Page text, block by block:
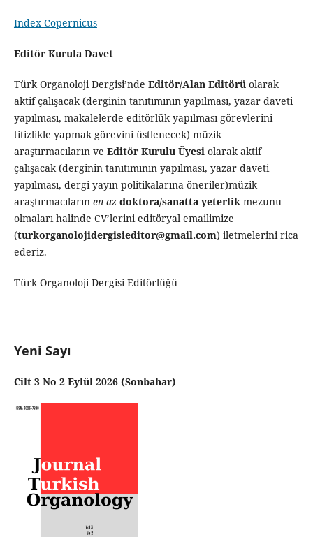
Index Copernicus
Editör Kurula Davet
Türk Organoloji Dergisi’nde Editör/Alan Editörü olarak
aktif çalışacak (derginin tanıtımının yapılması, yazar daveti
yapılması, makalelerde editörlük yapılması görevlerini
titizlikle yapmak görevini üstlenecek) müzik
araştırmacıların ve Editör Kurulu Üyesi olarak aktif
çalışacak (derginin tanıtımının yapılması, yazar daveti
yapılması, dergi yayın politikalarına öneriler)müzik
araştırmacıların en az doktora/sanatta yeterlik mezunu
olmaları halinde CV’lerini editöryal emailimize
(turkorganolojidergisieditor@gmail.com) iletmelerini rica
ederiz.
Türk Organoloji Dergisi Editörlüğü
Yeni Sayı
Cilt 3 No 2 Eylül 2026 (Sonbahar)